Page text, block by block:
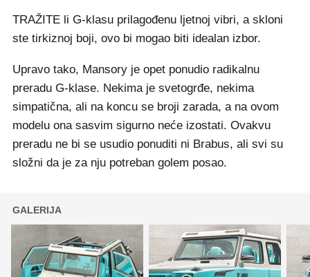
TRAŽITE li G-klasu prilagođenu ljetnoj vibri, a skloni
ste tirkiznoj boji, ovo bi mogao biti idealan izbor.
Upravo tako, Mansory je opet ponudio radikalnu
preradu G-klase. Nekima je svetogrđe, nekima
simpatična, ali na koncu se broji zarada, a na ovom
modelu ona sasvim sigurno neće izostati. Ovakvu
preradu ne bi se usudio ponuditi ni Brabus, ali svi su
složni da je za nju potreban golem posao.
GALERIJA